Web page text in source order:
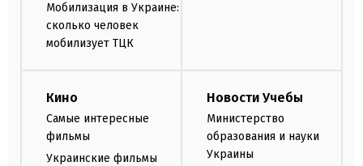
Мобилизация в Украине:
сколько человек
мобилизует ТЦК
Кино
Самые интересные
фильмы
Украинские фильмы
Новости Учебы
Министерство
образования и науки
Украины